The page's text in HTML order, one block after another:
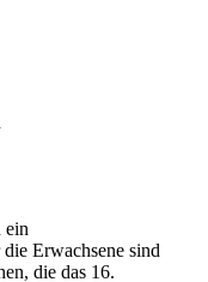
ein
Erwachsene sind
die das 16.